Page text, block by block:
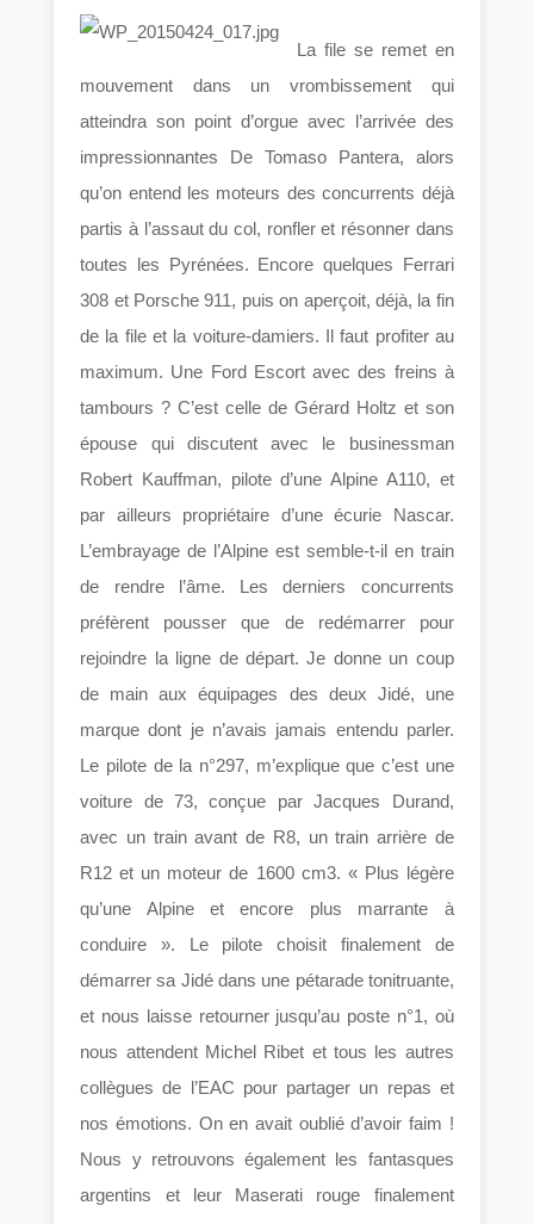
La file se remet en
mouvement dans un vrombissement qui
atteindra son point d’orgue avec l’arrivée des
impressionnantes De Tomaso Pantera, alors
qu’on entend les moteurs des concurrents déjà
partis à l’assaut du col, ronfler et résonner dans
toutes les Pyrénées. Encore quelques Ferrari
308 et Porsche 911, puis on aperçoit, déjà, la fin
de la file et la voiture-damiers. Il faut profiter au
maximum. Une Ford Escort avec des freins à
tambours ? C’est celle de Gérard Holtz et son
épouse qui discutent avec le businessman
Robert Kauffman, pilote d’une Alpine A110, et
par ailleurs propriétaire d’une écurie Nascar.
L’embrayage de l’Alpine est semble-t-il en train
de rendre l’âme. Les derniers concurrents
préfèrent pousser que de redémarrer pour
rejoindre la ligne de départ. Je donne un coup
de main aux équipages des deux Jidé, une
marque dont je n’avais jamais entendu parler.
Le pilote de la n°297, m’explique que c’est une
voiture de 73, conçue par Jacques Durand,
avec un train avant de R8, un train arrière de
R12 et un moteur de 1600 cm3. « Plus légère
qu’une Alpine et encore plus marrante à
conduire ». Le pilote choisit finalement de
démarrer sa Jidé dans une pétarade tonitruante,
et nous laisse retourner jusqu’au poste n°1, où
nous attendent Michel Ribet et tous les autres
collègues de l’EAC pour partager un repas et
nos émotions. On en avait oublié d’avoir faim !
Nous y retrouvons également les fantasques
argentins et leur Maserati rouge finalement